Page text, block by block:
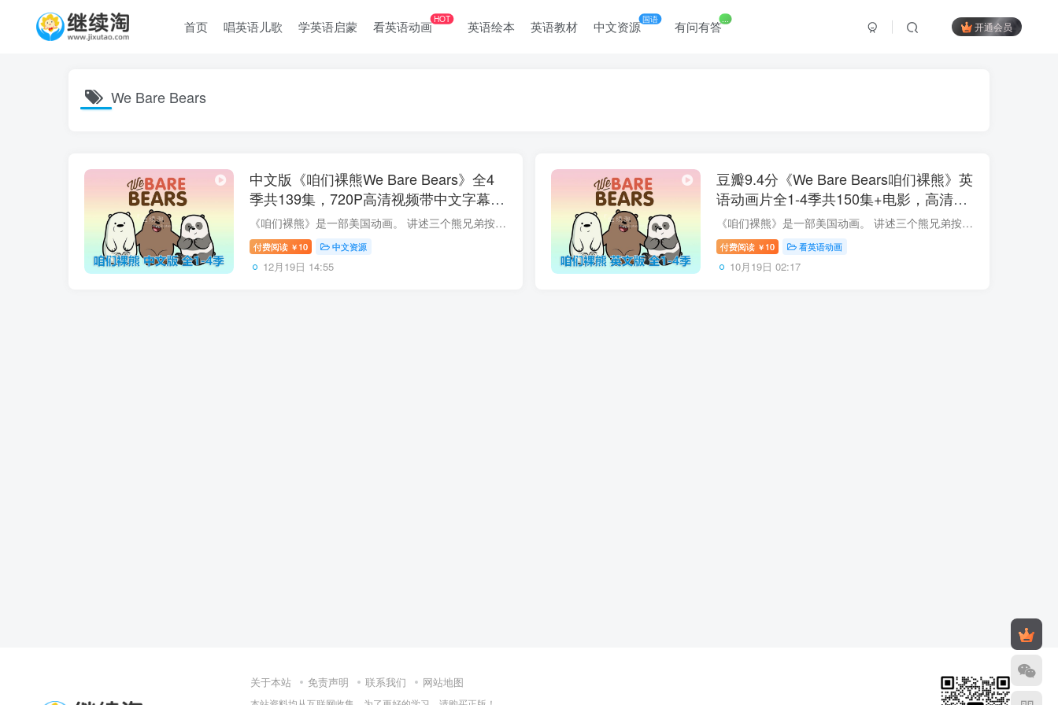
首页 唱英语儿歌 学英语启蒙 看英语动画HOT 英语绘本 英语教材 中文资源国语 有问有答 开通会员
We Bare Bears
中文版《咱们裸熊We Bare Bears》全4
季共139集，720P高清视频带中文字幕，
百度网盘下载！
《咱们裸熊》是一部美国动画。 讲述三个熊兄弟按照周围人类的行为准则，竭尽所能成为人类社会一员的故事。其短片于2018年获艾美奖“最佳动画短片”奖项。 三个熊兄弟按照周围人类的行为准则，竭...
付费阅读 ￥ 10 中文资源
12月19日 14:55
豆瓣9.4分《We Bare Bears咱们裸熊》英
语动画片全1-4季共150集+电影，高清视
频带中英文字幕，百度网盘下载！
《咱们裸熊》是一部美国动画。 讲述三个熊兄弟按照周围人类的行为准则，竭尽所能成为人类社会一员的故事。其短片于2018年获艾美奖“最佳动画短片”奖项。 今天分享的动画片《We Bare Bears》，...
付费阅读 ￥ 10 看英语动画
10月19日 02:17
关于本站 免责声明 联系我们 网站地图